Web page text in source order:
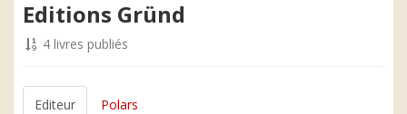
Editions Gründ
4 livres publiés
Editeur Polars